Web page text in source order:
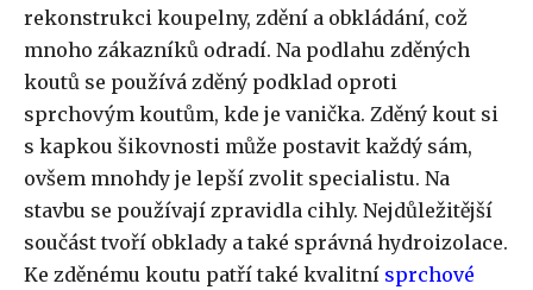
rekonstrukci koupelny, zdění a obkládání, což
mnoho zákazníků odradí. Na podlahu zděných
koutů se používá zděný podklad oproti
sprchovým koutům, kde je vanička. Zděný kout si
s kapkou šikovnosti může postavit každý sám,
ovšem mnohdy je lepší zvolit specialistu. Na
stavbu se používají zpravidla cihly. Nejdůležitější
součást tvoří obklady a také správná hydroizolace.
Ke zděnému koutu patří také kvalitní sprchové